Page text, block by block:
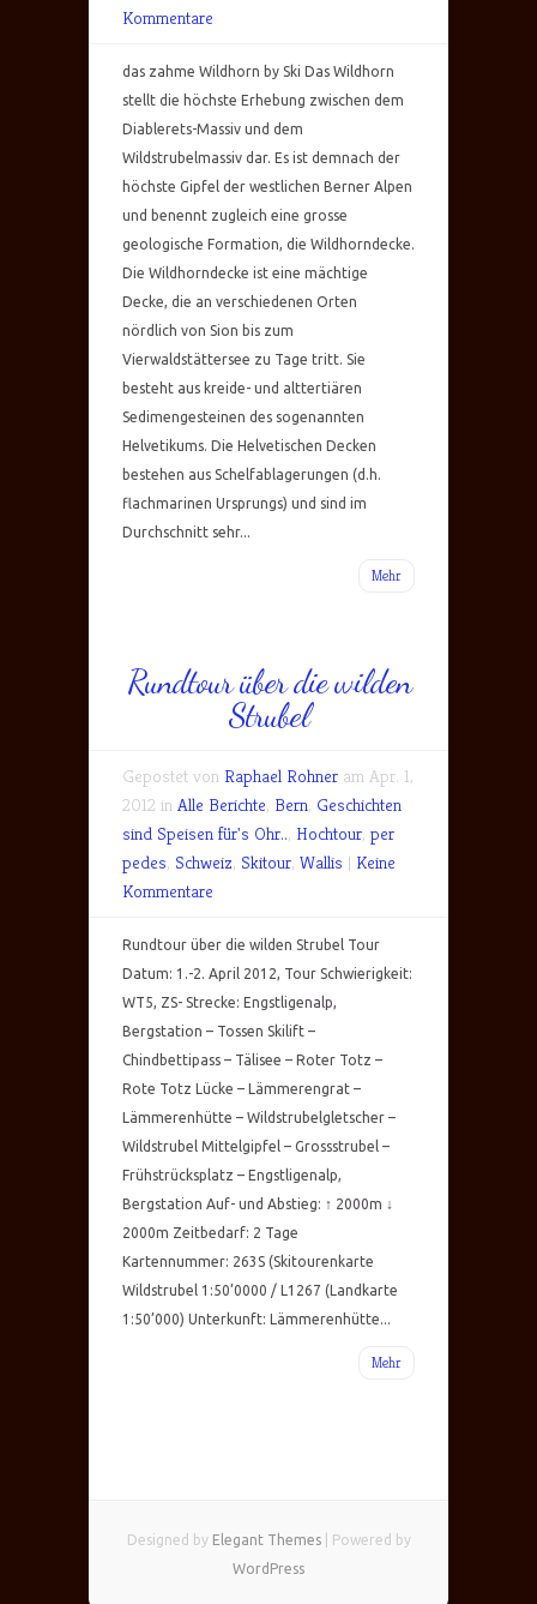
Kommentare
das zahme Wildhorn by Ski Das Wildhorn
stellt die höchste Erhebung zwischen dem
Diablerets-Massiv und dem
Wildstrubelmassiv dar. Es ist demnach der
höchste Gipfel der westlichen Berner Alpen
und benennt zugleich eine grosse
geologische Formation, die Wildhorndecke.
Die Wildhorndecke ist eine mächtige
Decke, die an verschiedenen Orten
nördlich von Sion bis zum
Vierwaldstättersee zu Tage tritt. Sie
besteht aus kreide- und alttertiären
Sedimengesteinen des sogenannten
Helvetikums. Die Helvetischen Decken
bestehen aus Schelfablagerungen (d.h.
flachmarinen Ursprungs) und sind im
Durchschnitt sehr...
Mehr
Rundtour über die wilden
Strubel
Gepostet von Raphael Rohner am Apr. 1,
2012 in Alle Berichte, Bern, Geschichten
sind Speisen für's Ohr.., Hochtour, per
pedes, Schweiz, Skitour, Wallis | Keine
Kommentare
Rundtour über die wilden Strubel Tour
Datum: 1.-2. April 2012, Tour Schwierigkeit:
WT5, ZS- Strecke: Engstligenalp,
Bergstation – Tossen Skilift –
Chindbettipass – Tälisee – Roter Totz –
Rote Totz Lücke – Lämmerengrat –
Lämmerenhütte – Wildstrubelgletscher –
Wildstrubel Mittelgipfel – Grossstrubel –
Frühstrücksplatz – Engstligenalp,
Bergstation Auf- und Abstieg: ↑ 2000m ↓
2000m Zeitbedarf: 2 Tage
Kartennummer: 263S (Skitourenkarte
Wildstrubel 1:50’0000 / L1267 (Landkarte
1:50’000) Unterkunft: Lämmerenhütte...
Mehr
Designed by Elegant Themes| Powered by
WordPress